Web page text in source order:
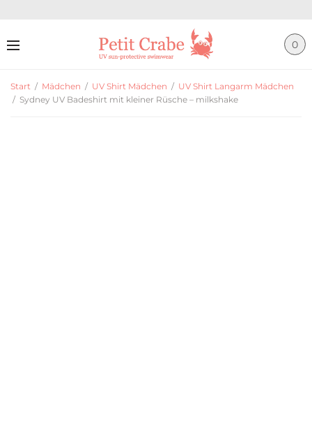
0
Start / Mädchen / UV Shirt Mädchen / UV Shirt Langarm Mädchen
/ Sydney UV Badeshirt mit kleiner Rüsche – milkshake